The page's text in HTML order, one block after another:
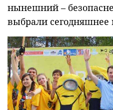
нынешний –
выбрали сегодняшнее